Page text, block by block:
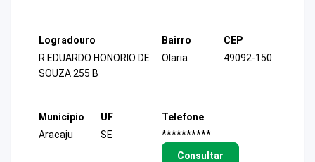
Logradouro
R EDUARDO HONORIO DE
SOUZA 255 B
Bairro
Olaria
CEP
49092-150
Município
Aracaju
UF
SE
Telefone
**********
Consultar